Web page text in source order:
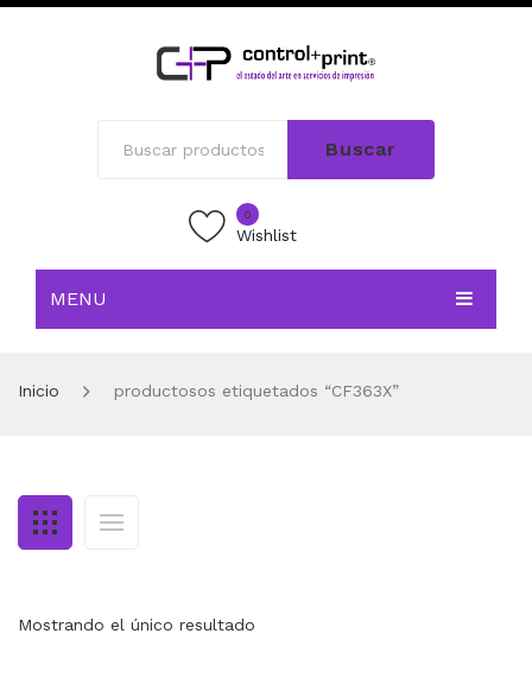
Buscar
0
Wishlist
MENU
TIENDA
CONTACTO
MI CUENTA
Inicio productosos etiquetados “CF363X”
Mostrando el único resultado